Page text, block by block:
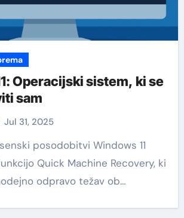
Operacijski sistem, ki se
sam
Jul 31, 2025
Quick Machine Recovery, ki
odpravo težav ob…